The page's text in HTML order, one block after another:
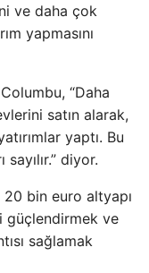
ve daha çok
yapmasını
“Daha
satın alarak,
yaptı. Bu
diyor.
20 bin euro altyapı
güçlendirmek ve
sağlamak